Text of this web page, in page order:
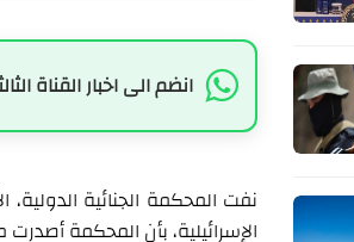
انضم الى اخبار القناة
نفت المحكمة الجنائية
الإسرائيلية، بأن المحكمة